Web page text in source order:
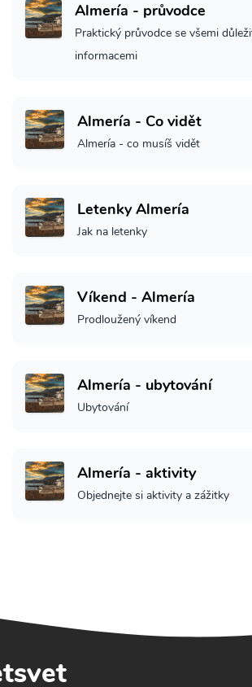
Almería - průvodce
Praktický průvodce se všemi
informacemi
Almería - Co vidět
Almería - co musíš vidět
Letenky Almería
Jak na letenky
Víkend - Almería
Prodloužený víkend
Almería - ubytování
Ubytování
Almería - aktivity
Objednejte si aktivity a zážitky